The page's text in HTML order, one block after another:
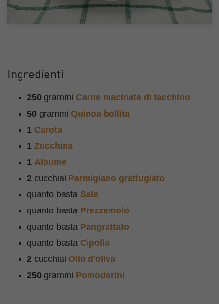
Ingredienti
250 grammi Carne macinata di tacchino
50 grammi Quinoa bollita
1 Carota
1 Zucchina
1 Albume
2 cucchiai Parmigiano grattugiato
quanto basta Sale
quanto basta Prezzemolo
quanto basta Pangrattato
quanto basta Cipolla
2 cucchiai Olio d'oliva
250 grammi Pomodorini